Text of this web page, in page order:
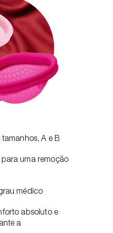
A e B
uma remoção
médico
absoluto e
a